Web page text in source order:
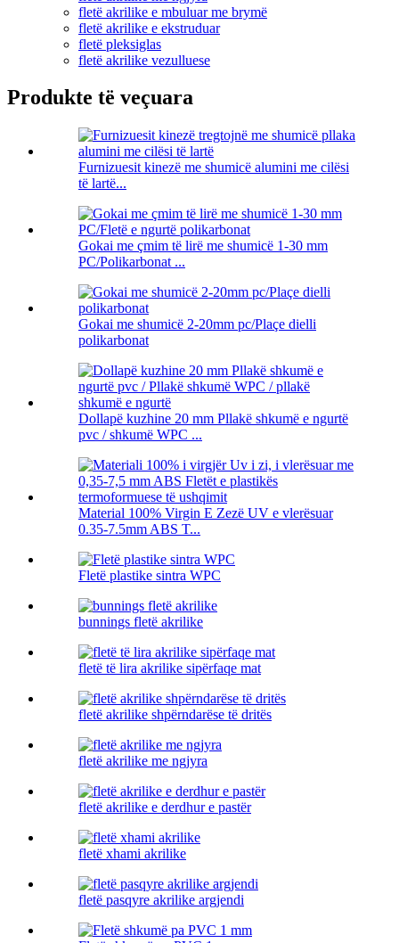
fletë akrilike e mbuluar me brymë
fletë akrilike e ekstruduar
fletë pleksiglas
fletë akrilike vezulluese
Produkte të veçuara
Furnizuesit kinezë me shumicë alumini me cilësi
të lartë...
Gokai me çmim të lirë me shumicë 1-30 mm
PC/Polikarbonat ...
Gokai me shumicë 2-20mm pc/Plaçe dielli
polikarbonat
Dollapë kuzhine 20 mm Pllakë shkumë e ngurtë
pvc / shkumë WPC ...
Material 100% Virgin E Zezë UV e vlerësuar
0.35-7.5mm ABS T...
Fletë plastike sintra WPC
bunnings fletë akrilike
fletë të lira akrilike sipërfaqe mat
fletë akrilike shpërndarëse të dritës
fletë akrilike me ngjyra
fletë akrilike e derdhur e pastër
fletë xhami akrilike
fletë pasqyre akrilike argjendi